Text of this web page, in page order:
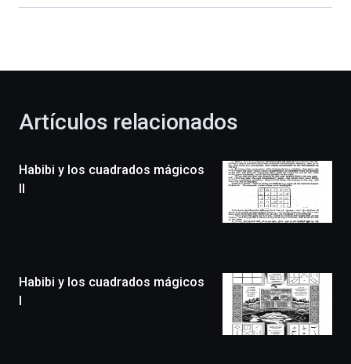
celebración
novena
edición
un
festival
Artículos relacionados
Habibi y los cuadrados mágicos
Habibi y los cuadrados mágicos
I